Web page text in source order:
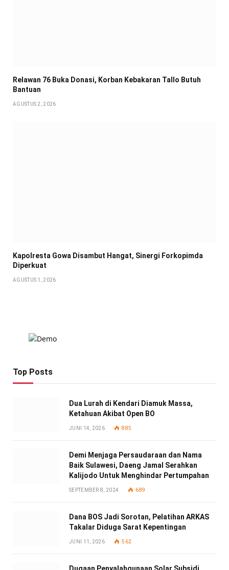
Relawan 76 Buka Donasi, Korban Kebakaran Tallo Butuh
Bantuan
AGUSTUS 2, 2026
Kapolresta Gowa Disambut Hangat, Sinergi Forkopimda
Diperkuat
AGUSTUS 1, 2026
Top Posts
Dua Lurah di Kendari Diamuk Massa,
Ketahuan Akibat Open BO
JUNI 14, 2026 885
Demi Menjaga Persaudaraan dan Nama
Baik Sulawesi, Daeng Jamal Serahkan
Kalijodo Untuk Menghindar Pertumpahan
SEPTEMBER 8, 2024 689
Dana BOS Jadi Sorotan, Pelatihan ARKAS
Takalar Diduga Sarat Kepentingan
JUNI 11, 2026 562